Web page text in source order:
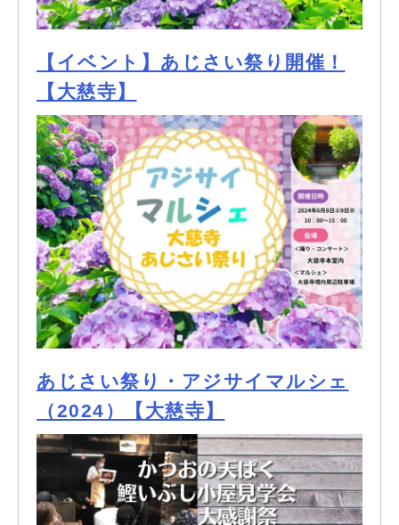
【イベント】あじさい祭り開催！
【大慈寺】
あじさい祭り・アジサイマルシェ
（2024）【大慈寺】